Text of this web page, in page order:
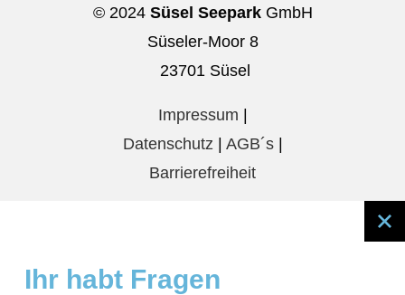
© 2024 Süsel SeeparkGmbH
Süseler-Moor 8
23701 Süsel
Impressum |
Datenschutz | AGB´s|
Barrierefreiheit
Ihr habt Fragen